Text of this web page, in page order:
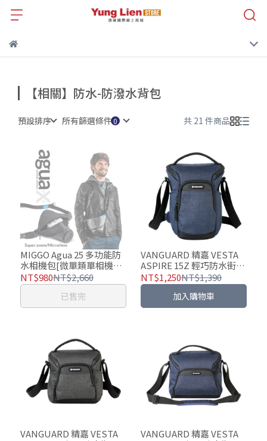
【相關】防水-防潑水背包
預設排序 所有篩選條件 共 21 件商品
MIGGO Agua 25 多功能防
水相機包[微單類單相機專
用]
NT$980NT$2,660
已售完
VANGUARD 精嘉 VESTA
ASPIRE 15Z 輕巧防水街拍
包(二色可選)
NT$1,250NT$1,390
加入購物車
VANGUARD 精嘉 VESTA
VANGUARD 精嘉 VESTA